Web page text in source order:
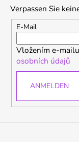
Verpassen Sie
E-Mail
Vložením e-
osobních údajů
ANMELDEN